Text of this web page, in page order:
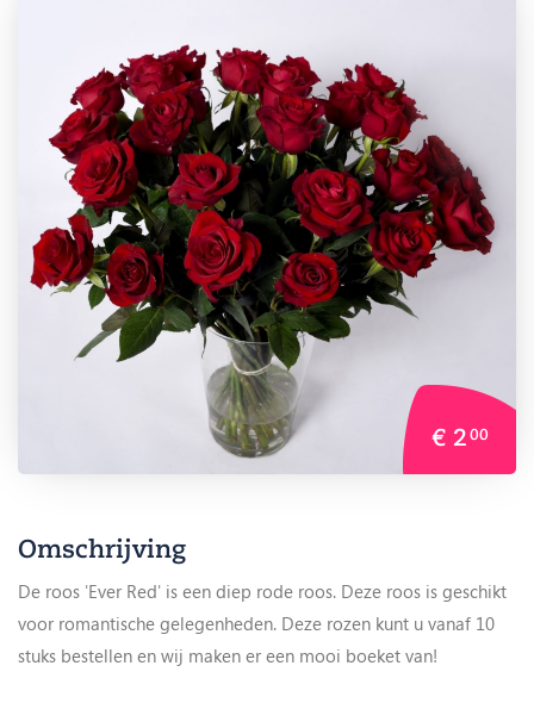
€ 200
Omschrijving
De roos 'Ever Red' is een diep rode roos. Deze roos is geschikt
voor romantische gelegenheden. Deze rozen kunt u vanaf 10
stuks bestellen en wij maken er een mooi boeket van!